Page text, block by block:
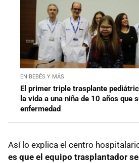
EN BEBÉS Y MÁS
El primer triple trasplante
la vida a una niña de 10 años que
enfermedad
Así lo explica el centro
es que el equipo trasplantador